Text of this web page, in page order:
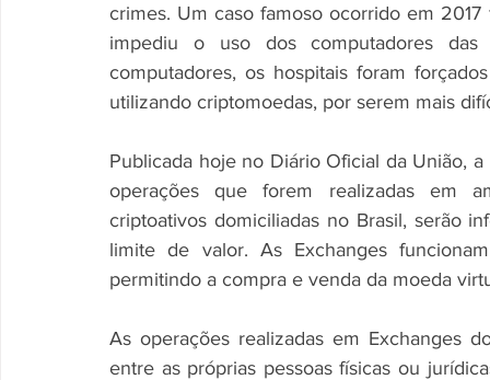
crimes. Um caso famoso ocorrido em
impediu o uso dos computadores
computadores, os hospitais foram
utilizando criptomoedas, por serem mais
Publicada hoje no Diário Oficial da União,
operações que forem realizadas em
criptoativos domiciliadas no Brasil, serão
limite de valor. As Exchanges
permitindo a compra e venda da moeda
As operações realizadas em Exchanges
entre as próprias pessoas físicas ou